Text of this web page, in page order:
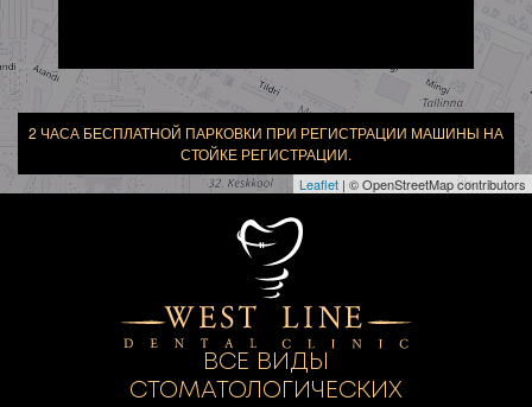
2 ЧАСА БЕСПЛАТНОЙ ПАРКОВКИ ПРИ РЕГИСТРАЦИИ МАШИНЫ НА
СТОЙКЕ РЕГИСТРАЦИИ.
Leaflet | © OpenStreetMap contributors
ВСЕ ВИДЫ
СТОМАТОЛОГИЧЕСКИХ